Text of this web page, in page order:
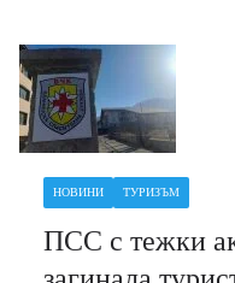
НОВИНИ ТУРИЗЪМ
ПСС с тежки